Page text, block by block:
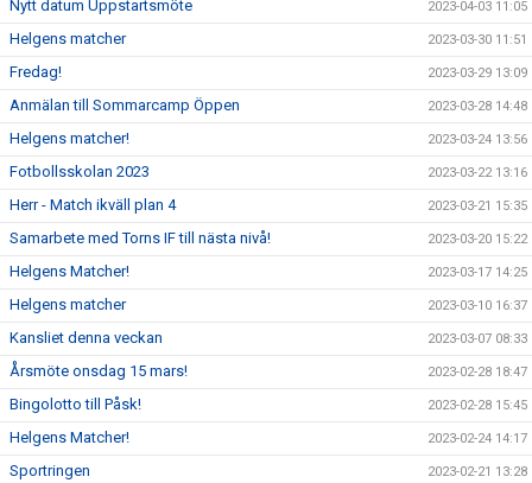
Nytt datum Uppstartsmöte 2023-04-03 11:05
Helgens matcher 2023-03-30 11:51
Fredag! 2023-03-29 13:09
Anmälan till Sommarcamp Öppen 2023-03-28 14:48
Helgens matcher! 2023-03-24 13:56
Fotbollsskolan 2023 2023-03-22 13:16
Herr - Match ikväll plan 4 2023-03-21 15:35
Samarbete med Torns IF till nästa nivå! 2023-03-20 15:22
Helgens Matcher! 2023-03-17 14:25
Helgens matcher 2023-03-10 16:37
Kansliet denna veckan 2023-03-07 08:33
Årsmöte onsdag 15 mars! 2023-02-28 18:47
Bingolotto till Påsk! 2023-02-28 15:45
Helgens Matcher! 2023-02-24 14:17
Sportringen 2023-02-21 13:28